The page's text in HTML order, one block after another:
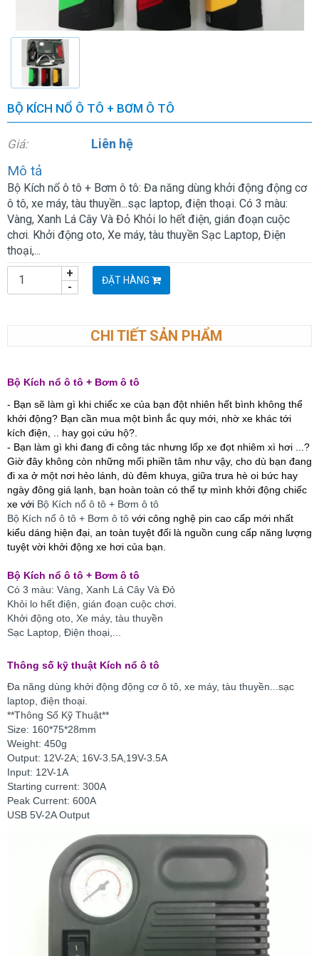
BỘ KÍCH NỔ Ô TÔ + BƠM Ô TÔ
Giá: Liên hệ
Mô tả
Bộ Kích nổ ô tô + Bơm ô tô: Đa năng dùng khởi động động cơ
ô tô, xe máy, tàu thuyền...sạc laptop, điện thoại. Có 3 màu:
Vàng, Xanh Lá Cây Và Đỏ Khỏi lo hết điện, gián đoạn cuộc
chơi. Khởi động oto, Xe máy, tàu thuyền Sạc Laptop, Điện
thoại,...
-
+ ĐẶT HÀNG
CHI TIẾT SẢN PHẨM
Bộ Kích nổ ô tô + Bơm ô tô
- Bạn sẽ làm gì khi chiếc xe của bạn đột nhiên hết bình không thể
khởi động? Bạn cần mua một bình ắc quy mới, nhờ xe khác tới
kích điện, .. hay gọi cứu hộ?.
- Bạn làm gì khi đang đi công tác nhưng lốp xe đọt nhiêm xì hơi ...?
Giờ đây không còn những mối phiền tâm như vậy, cho dù bạn đang
đi xa ở một nơi hẻo lánh, dù đêm khuya, giữa trưa hè oi bức hay
ngày đông giá lạnh, bạn hoàn toàn có thể tự mình khởi động chiếc
xe với Bộ Kích nổ ô tô + Bơm ô tô
Bộ Kích nổ ô tô + Bơm ô tô ​ với công nghệ pin cao cấp mới nhất
kiểu dáng hiện đại, an toàn tuyệt đối là nguồn cung cấp năng lượng
tuyệt vời khởi động xe hơi của bạn.
Bộ Kích nổ ô tô + Bơm ô tô
Có 3 màu: Vàng, Xanh Lá Cây Và Đỏ
Khỏi lo hết điện, gián đoạn cuộc chơi.
Khởi động oto, Xe máy, tàu thuyền
Sạc Laptop, Điện thoại,...
Thông số kỹ thuật Kích nổ ô tô
Đa năng dùng khởi động động cơ ô tô, xe máy, tàu thuyền...sạc
laptop, điện thoại.
**Thông Số Kỹ Thuật**
Size: 160*75*28mm
Weight: 450g
Output: 12V-2A; 16V-3.5A,19V-3.5A
Input: 12V-1A
Starting current: 300A
Peak Current: 600A
USB 5V-2A Output